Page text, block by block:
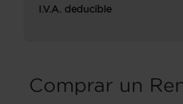
I.V.A. deducible
Comprar un